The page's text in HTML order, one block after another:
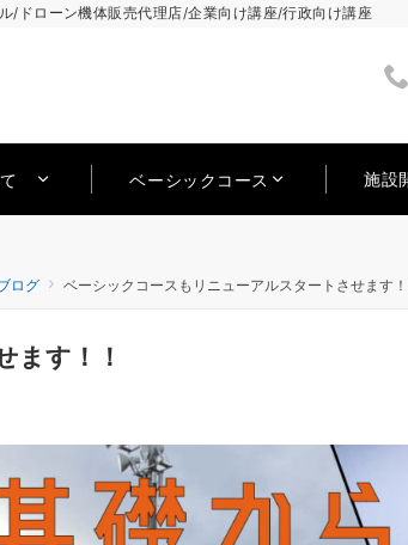
/ドローン機体販売代理店/企業向け講座/行政向け講座
て ベーシックコース 施設
ログ ベーシックコースもリニューアルスタートさせます！
ます！！